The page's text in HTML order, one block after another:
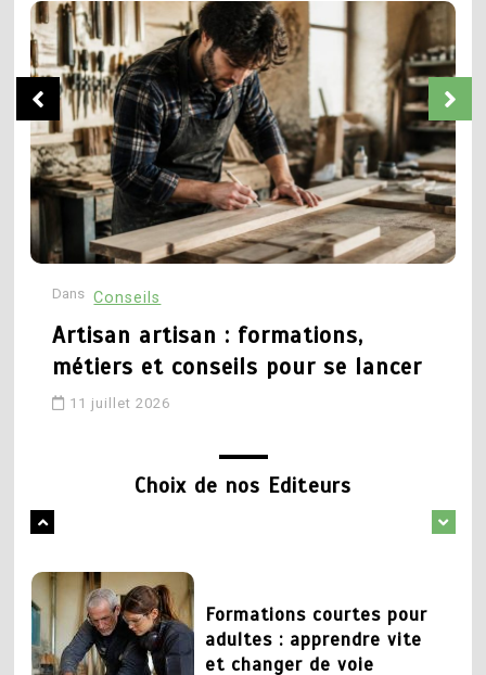
19 mai 2026
4
Devenir coiffeur :
formations, débouchés et
parcours pour réussir
pour exercer ce métier
Formation déménageur :
Dans Conseils
Artisan artisan : formations,
métiers et conseils pour se lancer
11 juillet 2026
Choix de nos Editeurs
5
Chaudronnier formation :
apprendre un métier
technique et recherché
Changer de metier mais
Formations courtes pour
adultes : apprendre vite
et changer de voie